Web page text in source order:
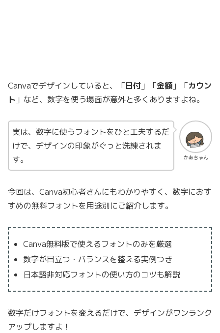
Canvaでデザインしていると、「日付 」「金額 」「カウン
ト 」など、数字を使う場面が意外と多くありますよね。
かあちゃん
実は、数字に使うフォントをひと工夫するだ
けで、デザインの印象がぐっと洗練されま
す。
今回は、Canva初心者さんにもわかりやすく、数字におす
すめの無料フォントを用途別にご紹介します。
Canva無料版で使えるフォントのみを厳選
数字が目立つ・バランスを整える実例つき
日本語非対応フォントの使い方のコツも解説
数字だけフォントを変えるだけで、デザインがワンランク
アップしますよ！